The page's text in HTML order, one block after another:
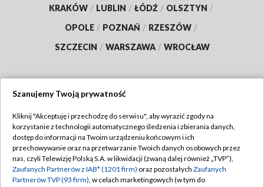
KRAKÓW / LUBLIN / ŁÓDŹ / OLSZTYN /
OPOLE / POZNAŃ / RZESZÓW /
SZCZECIN / WARSZAWA / WROCŁAW
TVP
Abonament TVP
Emisja w TVP
Regulamin TVP
Polityka prywatności
Szanujemy Twoją prywatność
Kliknij "Akceptuję i przechodzę do serwisu", aby wyrazić zgody na
korzystanie z technologii automatycznego śledzenia i zbierania danych,
dostęp do informacji na Twoim urządzeniu końcowym i ich
przechowywanie oraz na przetwarzanie Twoich danych osobowych przez
nas, czyli Telewizję Polską S.A. w likwidacji (zwaną dalej również „TVP”),
Zaufanych Partnerów z IAB* (1201 firm) oraz pozostałych Zaufanych
Partnerów TVP (93 firm), w celach marketingowych (w tym do